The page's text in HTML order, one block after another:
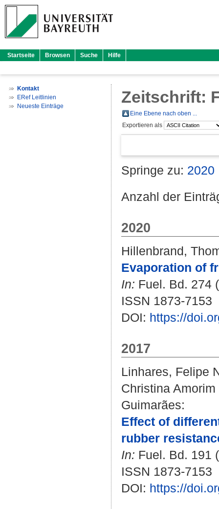
Startseite Browsen Suche Hilfe
Kontakt
ERef Leitlinien
Neueste Einträge
Zeitschrift:
Eine Ebene nach oben ...
Exportieren als
Springe zu: 2020
Anzahl der
2020
Hillenbrand,
Evaporation of
In: Fuel. Bd. 274
ISSN 1873-7153
DOI: https://
2017
Linhares, Felipe
Christina
Guimarães:
Effect of
rubber
In: Fuel. Bd. 191
ISSN 1873-7153
DOI: https://